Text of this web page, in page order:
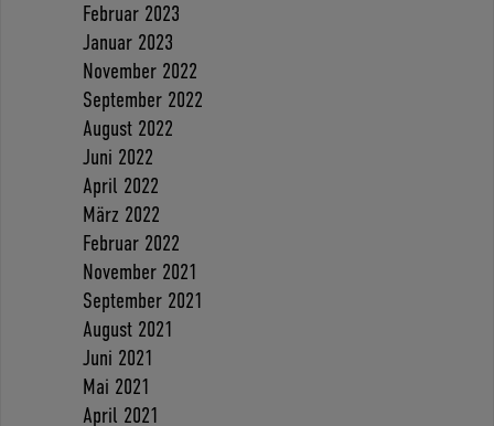
Februar 2023
Januar 2023
November 2022
September 2022
August 2022
Juni 2022
April 2022
März 2022
Februar 2022
November 2021
September 2021
August 2021
Juni 2021
Mai 2021
April 2021